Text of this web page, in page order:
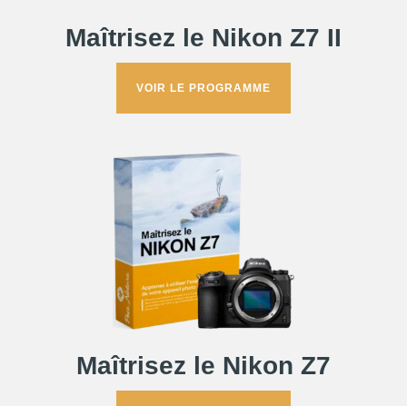
Maîtrisez le Nikon Z7 II
VOIR LE PROGRAMME
Maîtrisez le Nikon Z7